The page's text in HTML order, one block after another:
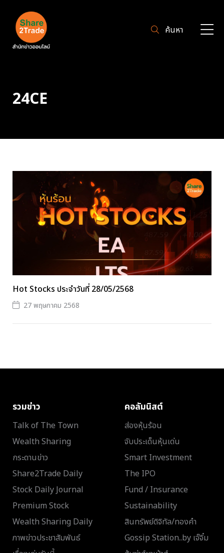
ค้นหา
24CE
Hot Stocks ประจำวันที่ 28/05/2568
27 พฤษภาคม 2568
รวมข่าว
Talk of The Town
Wealth Sharing
กระดานข่าว
Share2Trade Daily
Stock Daily Journal
Premium Stock
Wealth Sharing Daily
ภาพข่าวประชาสัมพันธ์
คอลัมนิสต์
ส่องหุ้นร้อน
จับประเด็นหุ้นเด่น
Smart Investment
The IPO
Fund / Insurance
Sustainability
สินทรัพย์ดิจิทัล/ทองคำ
Gossip Station..by เจ๊จิ๋ม